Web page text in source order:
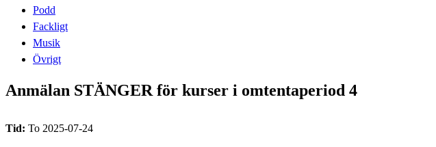
Podd
Fackligt
Musik
Övrigt
Anmälan STÄNGER för kurser i omtentaperiod 4
Tid: To 2025-07-24